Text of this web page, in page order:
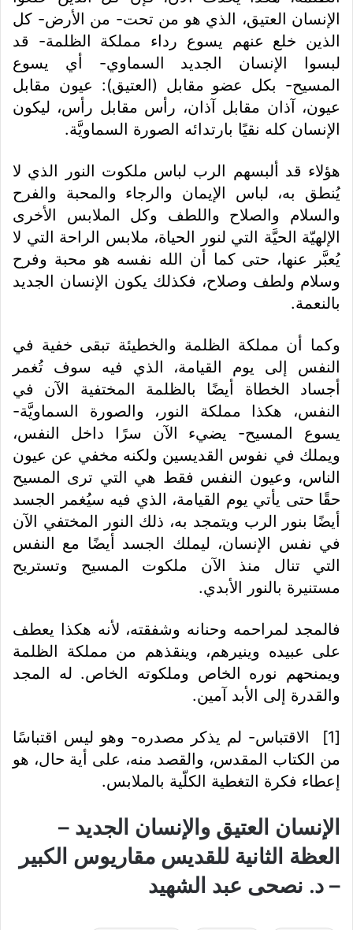
الإنسان العتيق، الذي هو من تحت- من الأرض- كل
الذين خلع عنهم يسوع رداء مملكة الظلمة- قد
لبسوا الإنسان الجديد السماوي- أي يسوع
المسيح- بكل عضو مقابل (العتيق): عيون مقابل
عيون، آذان مقابل آذان، رأس مقابل رأس، ليكون
الإنسان كله نقيًا بارتدائه الصورة السماويَّة.
هؤلاء قد ألبسهم الرب لباس ملكوت النور الذي لا
يُنطق به، لباس الإيمان والرجاء والمحبة والفرح
والسلام والصلاح واللطف وكل الملابس الأخرى
الإلهيّة الحيَّة التي لنور الحياة، ملابس الراحة التي لا
يُعبَّر عنها، حتى كما أن الله نفسه هو محبة وفرح
وسلام ولطف وصلاح، فكذلك يكون الإنسان الجديد
بالنعمة.
وكما أن مملكة الظلمة والخطيئة تبقى خفية في
النفس إلى يوم القيامة، الذي فيه سوف تُغمر
أجساد الخطاة أيضًا بالظلمة المختفية الآن في
النفس، هكذا مملكة النور، والصورة السماويَّة-
يسوع المسيح- يضيء الآن سرًا داخل النفس،
ويملك في نفوس القديسين ولكنه مخفي عن عيون
الناس، وعيون النفس فقط هي التي ترى المسيح
حقًا حتى يأتي يوم القيامة، الذي فيه سيُغمر الجسد
أيضًا بنور الرب ويتمجد به، ذلك النور المختفي الآن
في نفس الإنسان، ليملك الجسد أيضًا مع النفس
التي تنال منذ الآن ملكوت المسيح وتستريح
مستنيرة بالنور الأبدي.
فالمجد لمراحمه وحنانه وشفقته، لأنه هكذا يعطف
على عبيده وينيرهم، وينقذهم من مملكة الظلمة
ويمنحهم نوره الخاص وملكوته الخاص. له المجد
والقدرة إلى الأبد آمين.
[1]
الاقتباس- لم يذكر مصدره- وهو ليس اقتباسًا
من الكتاب المقدس، والقصد منه، على أية حال، هو
إعطاء فكرة التغطية الكلّية بالملابس.
الإنسان العتيق والإنسان الجديد –
العظة الثانية للقديس مقاريوس الكبير
– د. نصحى عبد الشهيد